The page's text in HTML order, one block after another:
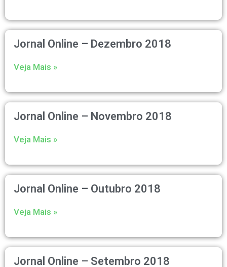
Jornal Online – Dezembro 2018
Veja Mais »
Jornal Online – Novembro 2018
Veja Mais »
Jornal Online – Outubro 2018
Veja Mais »
Jornal Online – Setembro 2018